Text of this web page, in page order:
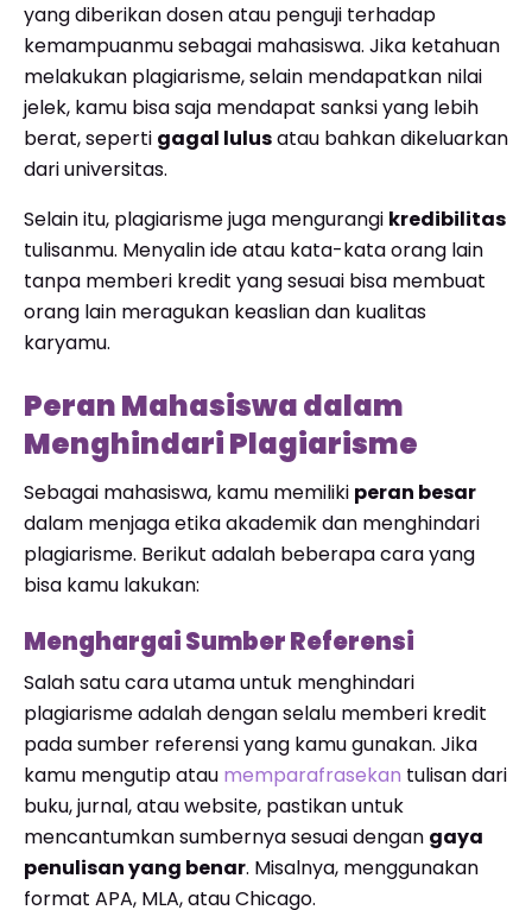
yang diberikan dosen atau penguji terhadap
kemampuanmu sebagai mahasiswa. Jika ketahuan
melakukan plagiarisme, selain mendapatkan nilai
jelek, kamu bisa saja mendapat sanksi yang lebih
berat, seperti gagal lulusatau bahkan dikeluarkan
dari universitas.
Selain itu, plagiarisme juga mengurangi kredibilitas
tulisanmu. Menyalin ide atau kata-kata orang lain
tanpa memberi kredit yang sesuai bisa membuat
orang lain meragukan keaslian dan kualitas
karyamu.
Peran Mahasiswa dalam
Menghindari Plagiarisme
Sebagai mahasiswa, kamu memiliki peran besar
dalam menjaga etika akademik dan menghindari
plagiarisme. Berikut adalah beberapa cara yang
bisa kamu lakukan:
Menghargai Sumber Referensi
Salah satu cara utama untuk menghindari
plagiarisme adalah dengan selalu memberi kredit
pada sumber referensi yang kamu gunakan. Jika
kamu mengutip atau memparafrasekan tulisan dari
buku, jurnal, atau website, pastikan untuk
mencantumkan sumbernya sesuai dengan gaya
penulisan yang benar. Misalnya, menggunakan
format APA, MLA, atau Chicago.